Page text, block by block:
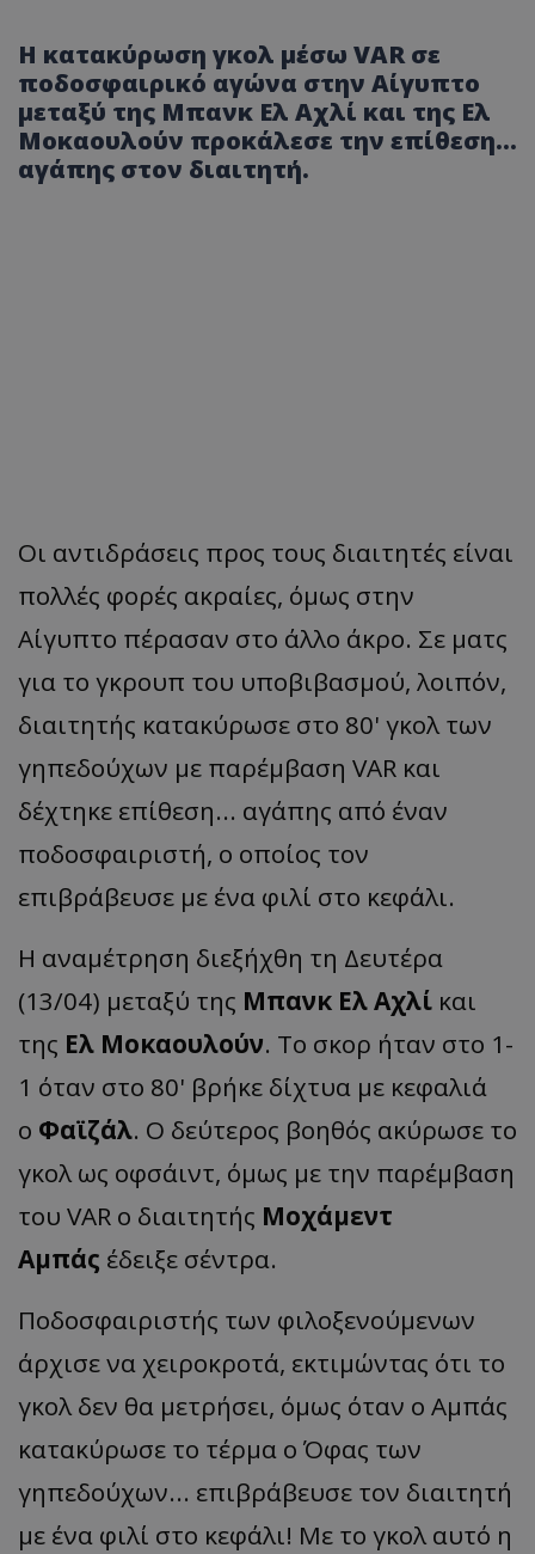
Η κατακύρωση γκολ μέσω VAR σε
ποδοσφαιρικό αγώνα στην Αίγυπτο
μεταξύ της Μπανκ Ελ Αχλί και της Ελ
Μοκαουλούν προκάλεσε την επίθεση...
αγάπης στον διαιτητή.
Οι αντιδράσεις προς τους διαιτητές είναι
πολλές φορές ακραίες, όμως στην
Αίγυπτο πέρασαν στο άλλο άκρο. Σε ματς
για το γκρουπ του υποβιβασμού, λοιπόν,
διαιτητής κατακύρωσε στο 80' γκολ των
γηπεδούχων με παρέμβαση VAR και
δέχτηκε επίθεση... αγάπης από έναν
ποδοσφαιριστή, ο οποίος τον
επιβράβευσε με ένα φιλί στο κεφάλι.
Η αναμέτρηση διεξήχθη τη Δευτέρα
(13/04) μεταξύ της Μπανκ Ελ Αχλί και
της Ελ Μοκαουλούν. Το σκορ ήταν στο 1-
1 όταν στο 80' βρήκε δίχτυα με κεφαλιά
ο Φαϊζάλ. Ο δεύτερος βοηθός ακύρωσε το
γκολ ως οφσάιντ, όμως με την παρέμβαση
του VAR ο διαιτητής Μοχάμεντ
Αμπάς έδειξε σέντρα.
Ποδοσφαιριστής των φιλοξενούμενων
άρχισε να χειροκροτά, εκτιμώντας ότι το
γκολ δεν θα μετρήσει, όμως όταν ο Αμπάς
κατακύρωσε το τέρμα ο Όφας των
γηπεδούχων... επιβράβευσε τον διαιτητή
με ένα φιλί στο κεφάλι! Με το γκολ αυτό η